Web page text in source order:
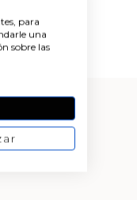
para
una
sobre las